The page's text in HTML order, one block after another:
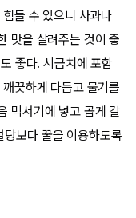
들 수 있으니 사과나
맛을 살려주는 것이 좋
좋다. 시금치에 포함
끗하게 다듬고 물기를
믹서기에 넣고 곱게 갈
보다 꿀을 이용하도록